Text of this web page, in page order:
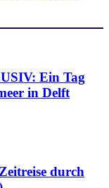
Ein Tag
in Delft
durch